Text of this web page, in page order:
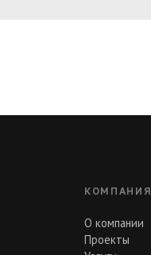
КОМПАНИЯ
О компании
Проекты